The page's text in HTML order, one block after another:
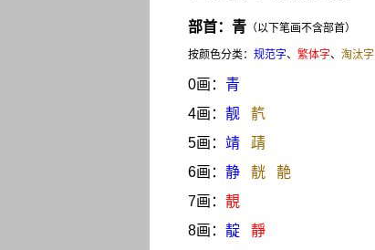
部首：青 （以下笔画不含部首）
按颜色分类： 规范字、 繁体字、 淘汰字
0画： 青
4画： 靓
靔
5画： 靖
靕
6画： 静 靗
靘
7画： 靚
8画： 靛
靜